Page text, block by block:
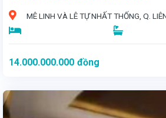
MÊ LINH VÀ LÊ TỰ NHẤT THỐNG, Q.
14.000.000.000 đồng